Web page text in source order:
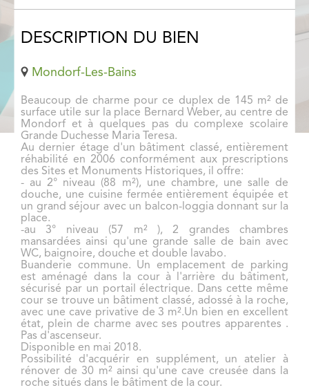
DESCRIPTION DU BIEN
Mondorf-Les-Bains
Beaucoup de charme pour ce duplex de 145 m² de
surface utile sur la place Bernard Weber, au centre de
Mondorf et à quelques pas du complexe scolaire
Grande Duchesse Maria Teresa.
Au dernier étage d'un bâtiment classé, entièrement
réhabilité en 2006 conformément aux prescriptions
des Sites et Monuments Historiques, il offre:
- au 2° niveau (88 m²), une chambre, une salle de
douche, une cuisine fermée entièrement équipée et
un grand séjour avec un balcon-loggia donnant sur la
place.
-au 3° niveau (57 m² ), 2 grandes chambres
mansardées ainsi qu'une grande salle de bain avec
WC, baignoire, douche et double lavabo.
Buanderie commune. Un emplacement de parking
est aménagé dans la cour à l'arrière du bâtiment,
sécurisé par un portail électrique. Dans cette même
cour se trouve un bâtiment classé, adossé à la roche,
avec une cave privative de 3 m².Un bien en excellent
état, plein de charme avec ses poutres apparentes .
Pas d'ascenseur.
Disponible en mai 2018.
Possibilité d'acquérir en supplément, un atelier à
rénover de 30 m² ainsi qu'une cave creusée dans la
roche situés dans le bâtiment de la cour.